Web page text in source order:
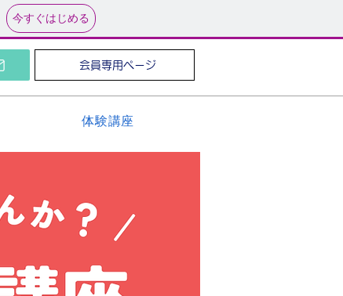
今すぐはじめる
会員専用ページ
体験講座